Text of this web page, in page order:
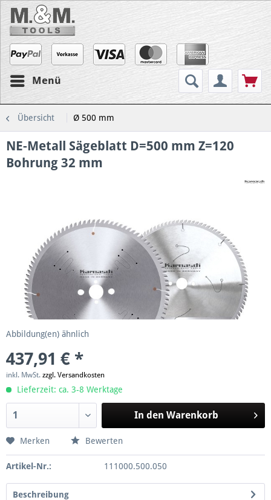
Menü
Übersicht Ø 500 mm
NE-Metall Sägeblatt D=500 mm Z=120
Bohrung 32 mm
Abbildung(en) ähnlich
437,91 € *
inkl. MwSt. zzgl. Versandkosten
Lieferzeit: ca. 3-8 Werktage
In den Warenkorb
Merken Bewerten
Artikel-Nr.: 111000.500.050
Beschreibung